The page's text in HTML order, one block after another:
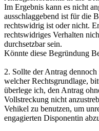
Im Ergebnis kann es nicht
ausschlaggebend ist für die
rechtswidrig ist oder nicht.
rechtswidriges Verhalten
durchsetzbar sein.
Könnte diese Begründung
2. Sollte der Antrag
welcher Rechtsgrundlage,
überlege ich, den Antrag
Vollstreckung nicht
Vehikel zu benutzen, um
engagierten Disponentin